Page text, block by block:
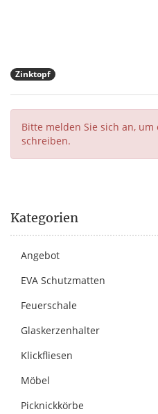
Zinktopf
Bitte melden Sie sich an,
schreiben.
Kategorien
Angebot
EVA Schutzmatten
Feuerschale
Glaskerzenhalter
Klickfliesen
Möbel
Picknickkörbe